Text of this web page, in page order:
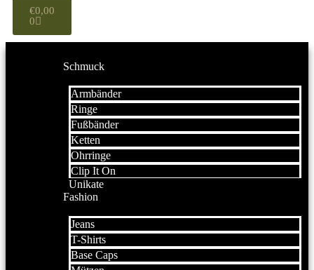
€0,00
0
Schmuck
Armbänder
Ringe
Fußbänder
Ketten
Ohrringe
Clip It On
Unikate
Fashion
Jeans
T-Shirts
Base Caps